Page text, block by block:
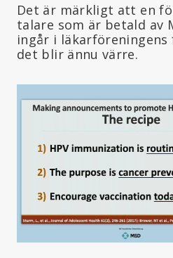
Det är märkligt att en
talare som är betald av
ingår i
det blir ännu värre.